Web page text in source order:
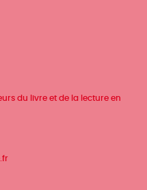
du livre et de la lecture en